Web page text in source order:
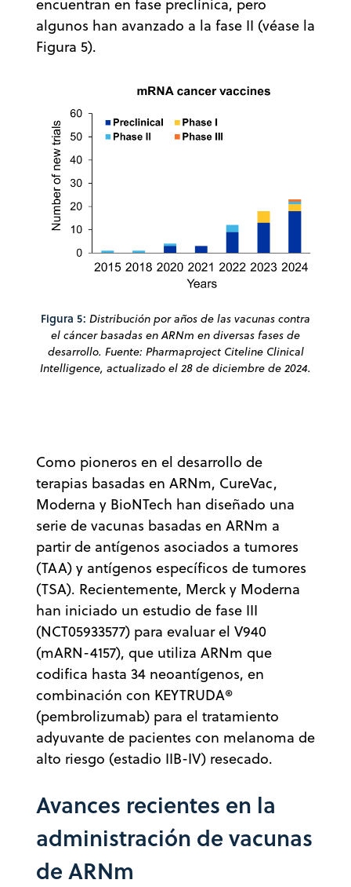
encuentran en fase preclínica, pero
algunos han avanzado a la fase II (véase la
Figura 5).
Figura 5: Distribución por años de las vacunas contra
el cáncer basadas en ARNm en diversas fases de
desarrollo. Fuente: Pharmaproject Citeline Clinical
Intelligence, actualizado el 28 de diciembre de 2024.
Como pioneros en el desarrollo de
terapias basadas en ARNm, CureVac,
Moderna y BioNTech han diseñado una
serie de vacunas basadas en ARNm a
partir de antígenos asociados a tumores
(TAA) y antígenos específicos de tumores
(TSA). Recientemente, Merck y Moderna
han iniciado un estudio de fase III
(NCT05933577) para evaluar el V940
(mARN-4157), que utiliza ARNm que
codifica hasta 34 neoantígenos, en
combinación con KEYTRUDA®
(pembrolizumab) para el tratamiento
adyuvante de pacientes con melanoma de
alto riesgo (estadio IIB-IV) resecado.
Avances recientes en la
administración de vacunas
de ARNm